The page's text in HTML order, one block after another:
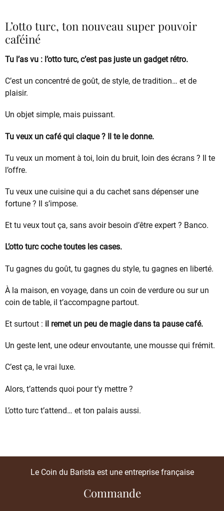
L’otto turc, ton nouveau super pouvoir
caféiné
Tu l’as vu : l’otto turc, c’est pas juste un gadget rétro.
C’est un concentré de goût, de style, de tradition… et de
plaisir.
Un objet simple, mais puissant.
Tu veux un café qui claque ? Il te le donne.
Tu veux un moment à toi, loin du bruit, loin des écrans ? Il te
l’offre.
Tu veux une cuisine qui a du cachet sans dépenser une
fortune ? Il s’impose.
Et tu veux tout ça, sans avoir besoin d’être expert ? Banco.
L’otto turc coche toutes les cases.
Tu gagnes du goût, tu gagnes du style, tu gagnes en liberté.
À la maison, en voyage, dans un coin de verdure ou sur un
coin de table, il t’accompagne partout.
Et surtout : il remet un peu de magie dans ta pause café.
Un geste lent, une odeur envoutante, une mousse qui frémit.
C’est ça, le vrai luxe.
Alors, t’attends quoi pour t’y mettre ?
L’otto turc t’attend… et ton palais aussi.
Le Coin du Barista est une entreprise française
Commande